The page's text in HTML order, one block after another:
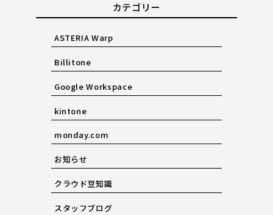
カテゴリー
ASTERIA Warp
Billitone
Google Workspace
kintone
monday.com
お知らせ
クラウド豆知識
スタッフブログ